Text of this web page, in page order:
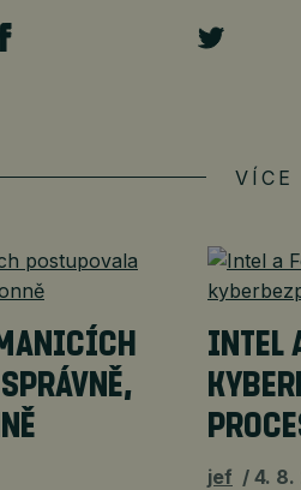
VÍCE
INTEL
jef 4. 8.